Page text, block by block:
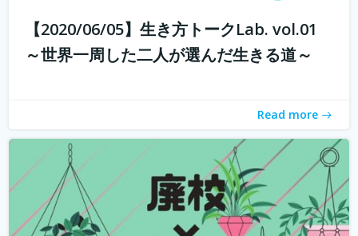
【2020/06/05】生き方トークLab. vol.01
～世界一周した二人が選んだ生きる道～
Read more